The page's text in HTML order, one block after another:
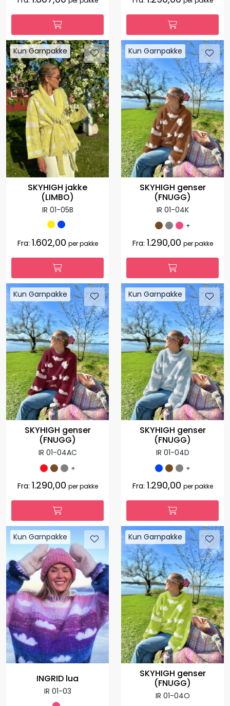
Kun Garnpakke
SKYHIGH jakke
(LIMBO)
IR 01-05B
Fra: 1.602,00 per pakke
Kun Garnpakke
SKYHIGH genser
(FNUGG)
IR 01-04K
+
Fra: 1.290,00 per pakke
Kun Garnpakke
SKYHIGH genser
(FNUGG)
IR 01-04AC
+
Fra: 1.290,00 per pakke
Kun Garnpakke
SKYHIGH genser
(FNUGG)
IR 01-04D
+
Fra: 1.290,00 per pakke
Kun Garnpakke
INGRID lua
IR 01-03
Kun Garnpakke
SKYHIGH genser
(FNUGG)
IR 01-04O